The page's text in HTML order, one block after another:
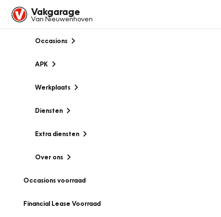
Vakgarage
Van Nieuwenhoven
Occasions
APK
Werkplaats
Diensten
Extra diensten
Over ons
Occasions voorraad
Financial Lease Voorraad